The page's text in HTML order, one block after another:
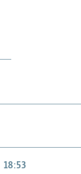
18:53